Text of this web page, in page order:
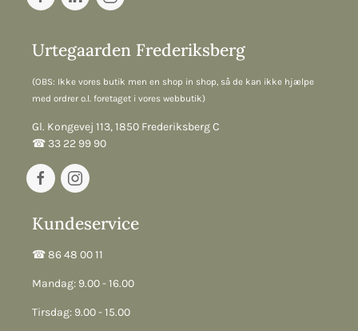
Urtegaarden Frederiksberg
(OBS: Ikke vores butik men en shop in shop, så de kan ikke hjælpe
med ordrer o.l. foretaget i vores webbutik)
Gl. Kongevej 113, 1850 Frederiksberg C
☎︎ 33 22 99 90
Kundeservice
☎︎ 86 48 00 11
Mandag: 9.00 - 16.00
Tirsdag: 9.00 - 15.00